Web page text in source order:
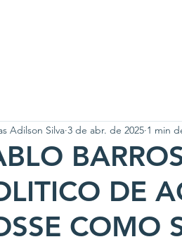
DE
COMO
Adilson Silva 3 de abr. de 2025 1 min